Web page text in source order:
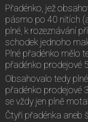
Přadénko, jež
pásmo po 40 nitích
plné, k rozeznávání
schodek jednoho
Plné přadénko mělo
přadénko prodejové
Obsahovalo tedy
přadénko prodejové
se vždy jen plně
Čtyři přadénka aneb